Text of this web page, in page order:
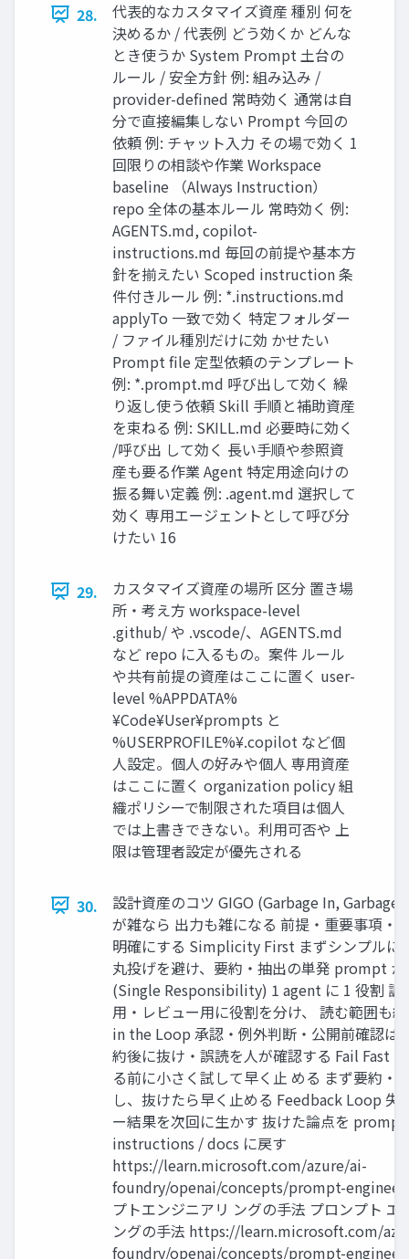
28.
代表的なカスタマイズ資産 種別 何を
決めるか / 代表例 どう効くか どんな
とき使うか System Prompt 土台の
ルール / 安全方針 例: 組み込み /
provider-defined 常時効く 通常は自
分で直接編集しない Prompt 今回の
依頼 例: チャット入力 その場で効く 1
回限りの相談や作業 Workspace
baseline （Always Instruction）
repo 全体の基本ルール 常時効く 例:
AGENTS.md, copilot-
instructions.md 毎回の前提や基本方
針を揃えたい Scoped instruction 条
件付きルール 例: *.instructions.md
applyTo 一致で効く 特定フォルダー
/ ファイル種別だけに効 かせたい
Prompt file 定型依頼のテンプレート
例: *.prompt.md 呼び出して効く 繰
り返し使う依頼 Skill 手順と補助資産
を束ねる 例: SKILL.md 必要時に効く
/呼び出 して効く 長い手順や参照資
産も要る作業 Agent 特定用途向けの
振る舞い定義 例: .agent.md 選択して
効く 専用エージェントとして呼び分
けたい 16
29.
カスタマイズ資産の場所 区分 置き場
所・考え方 workspace-level
.github/ や .vscode/、AGENTS.md
など repo に入るもの。案件 ルール
や共有前提の資産はここに置く user-
level %APPDATA%
¥Code¥User¥prompts と
%USERPROFILE%¥.copilot など個
人設定。個人の好みや個人 専用資産
はここに置く organization policy 組
織ポリシーで制限された項目は個人
では上書きできない。利用可否や 上
限は管理者設定が優先される
30.
設計資産のコツ GIGO (Garbage In, Garbage
が雑なら 出力も雑になる 前提・重要事項・
明確にする Simplicity First まずシンプルに
丸投げを避け、要約・抽出の単発 prompt か
(Single Responsibility) 1 agent に 1 役割 調
用・レビュー用に役割を分け、 読む範囲も
in the Loop 承認・例外判断・公開前確認は
約後に抜け・誤読を人が確認する Fail Fast
る前に小さく試して早く止 める まず要約・
し、抜けたら早く止める Feedback Loop 失
ー結果を次回に生かす 抜けた論点を
instructions / docs に戻す
https://learn.microsoft.com/azure/ai-
foundry/openai/concepts/prompt-
プトエンジニアリ ングの手法 プロンプト エ
ングの手法 https://learn.microsoft.com/
foundry/openai/concepts/prompt-